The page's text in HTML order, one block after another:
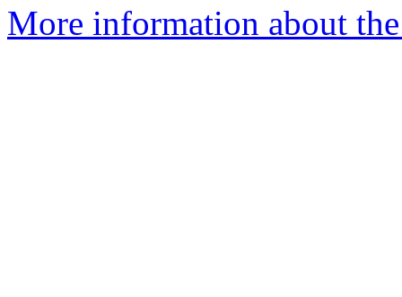
More information about